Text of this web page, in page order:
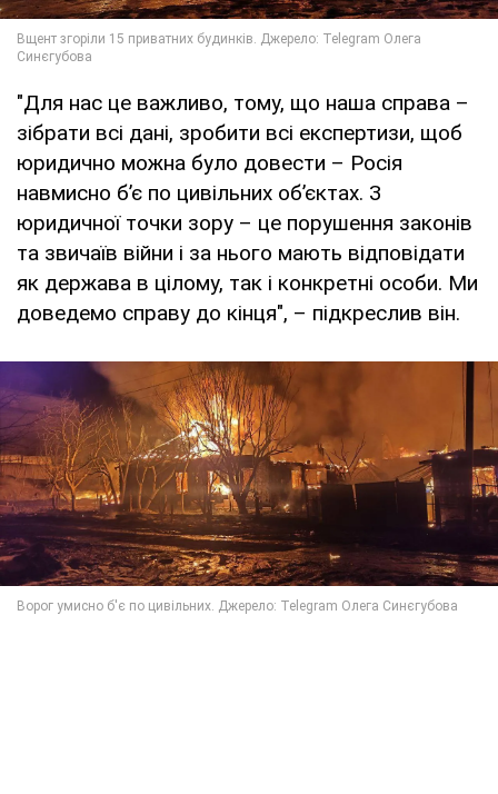
"Для нас це важливо, тому, що наша справа –
зібрати всі дані, зробити всі експертизи, щоб
юридично можна було довести – Росія
навмисно бʼє по цивільних обʼєктах. З
юридичної точки зору – це порушення законів
та звичаїв війни і за нього мають відповідати
як держава в цілому, так і конкретні особи. Ми
доведемо справу до кінця", – підкреслив він.